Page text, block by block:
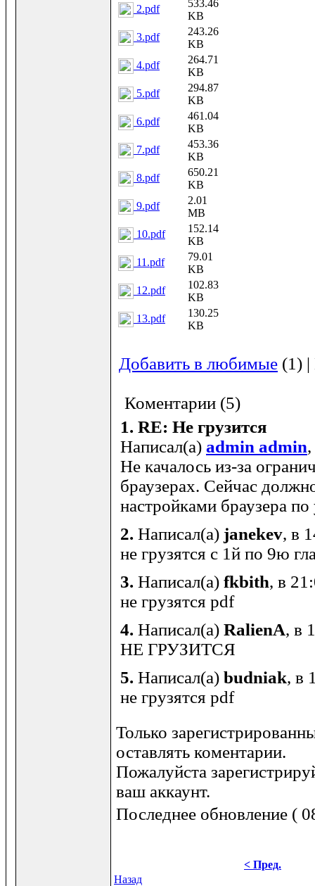
2.pdf
533.46
KB
3.pdf
243.26
KB
4.pdf
264.71
KB
5.pdf
294.87
KB
6.pdf
461.04
KB
7.pdf
453.36
KB
8.pdf
650.21
KB
9.pdf
2.01
MB
10.pdf
152.14
KB
11.pdf
79.01
KB
12.pdf
102.83
KB
13.pdf
130.25
KB
Добавить в любимые (1)
Коментарии (5)
1. RE: Не грузится
Написал(а) admin admin
Не качалось из-за
браузерах. Сейчас
настройками браузера
2. Написал(а) janekev, в
не грузятся с 1й по 9ю
3. Написал(а) fkbith, в
не грузятся pdf
4. Написал(а) RalienA, в
НЕ ГРУЗИТСЯ
5. Написал(а) budniak, в
не грузятся pdf
Только
оставлять коментарии.
Пожалуйста
ваш аккаунт.
Последнее обновление (
< Пред.
Назад